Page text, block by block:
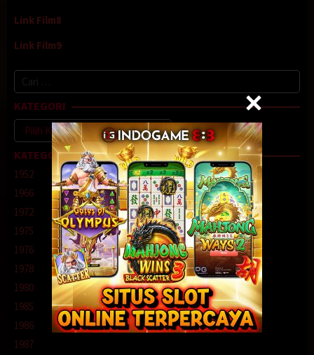
Link Film8
Link Film9
Cari
untuk:
KATEGORI
Kategori
KATEGORI
1952
1966
1972
1975
1976
1978
1980
1985
1986
1987